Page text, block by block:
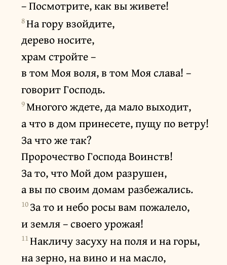
– Посмотрите, как вы живете!
8На гору взойдите,
дерево носите,
храм стройте –
в том Моя воля, в том Моя слава! –
говорит Господь.
9Многого ждете, да мало выходит,
а что в дом принесете, пущу по ветру!
За что же так?
Пророчество Господа Воинств!
За то, что Мой дом разрушен,
а вы по своим домам разбежались.
10За то и небо росы вам пожалело,
и земля – своего урожая!
11Накличу засуху на поля и на горы,
на зерно, на вино и на масло,